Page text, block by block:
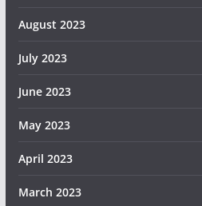
August 2023
July 2023
June 2023
May 2023
April 2023
March 2023